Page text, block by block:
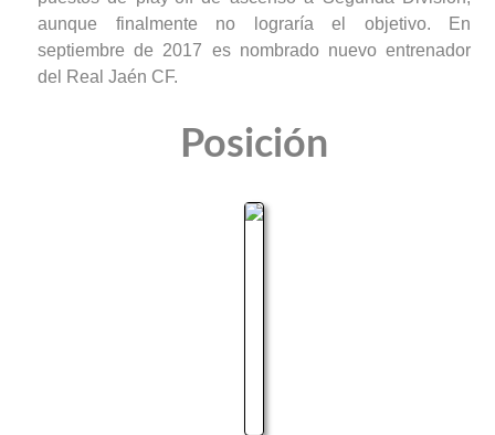
aunque finalmente no lograría el objetivo. En
septiembre de 2017 es nombrado nuevo entrenador
del Real Jaén CF.
Posición